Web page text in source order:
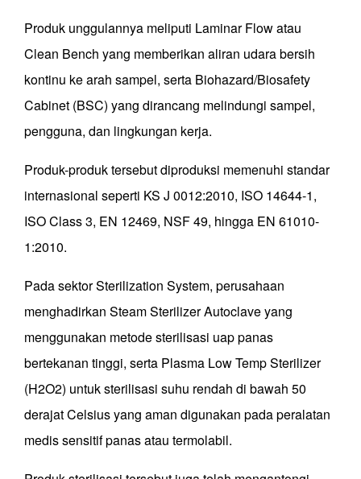
Produk unggulannya meliputi Laminar Flow atau
Clean Bench yang memberikan aliran udara bersih
kontinu ke arah sampel, serta Biohazard/Biosafety
Cabinet (BSC) yang dirancang melindungi sampel,
pengguna, dan lingkungan kerja.
Produk-produk tersebut diproduksi memenuhi standar
internasional seperti KS J 0012:2010, ISO 14644-1,
ISO Class 3, EN 12469, NSF 49, hingga EN 61010-
1:2010.
Pada sektor Sterilization System, perusahaan
menghadirkan Steam Sterilizer Autoclave yang
menggunakan metode sterilisasi uap panas
bertekanan tinggi, serta Plasma Low Temp Sterilizer
(H2O2) untuk sterilisasi suhu rendah di bawah 50
derajat Celsius yang aman digunakan pada peralatan
medis sensitif panas atau termolabil.